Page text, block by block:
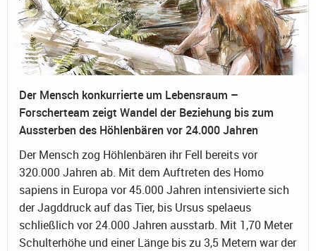
Der Mensch konkurrierte um Lebensraum –
Forscherteam zeigt Wandel der Beziehung bis zum
Aussterben des Höhlenbären vor 24.000 Jahren
Der Mensch zog Höhlenbären ihr Fell bereits vor
320.000 Jahren ab. Mit dem Auftreten des Homo
sapiens in Europa vor 45.000 Jahren intensivierte sich
der Jagddruck auf das Tier, bis Ursus spelaeus
schließlich vor 24.000 Jahren ausstarb. Mit 1,70 Meter
Schulterhöhe und einer Länge bis zu 3,5 Metern war der